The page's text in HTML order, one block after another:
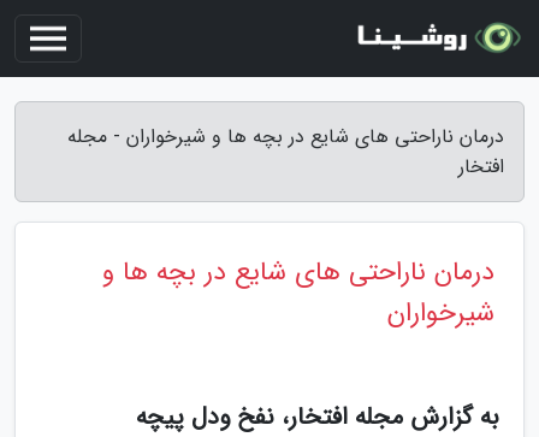
درمان ناراحتی های شایع در بچه ها و شیرخواران - مجله
افتخار
درمان ناراحتی های شایع در بچه ها و
شیرخواران
به گزارش مجله افتخار، نفخ ودل پیچه